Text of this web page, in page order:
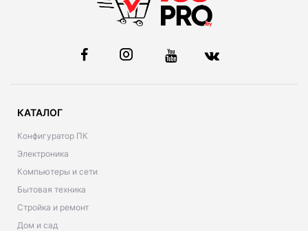
КАТАЛОГ
Конфигуратор ПК
Электроника
Компьютеры и сети
Бытовая техника
Стройка и ремонт
Дом и сад